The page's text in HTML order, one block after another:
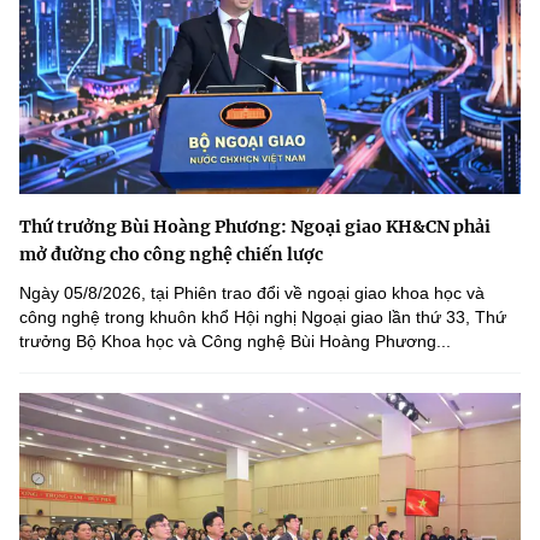
Thứ trưởng Bùi Hoàng Phương: Ngoại giao KH&CN phải
mở đường cho công nghệ chiến lược
Ngày 05/8/2026, tại Phiên trao đổi về ngoại giao khoa học và
công nghệ trong khuôn khổ Hội nghị Ngoại giao lần thứ 33, Thứ
trưởng Bộ Khoa học và Công nghệ Bùi Hoàng Phương...